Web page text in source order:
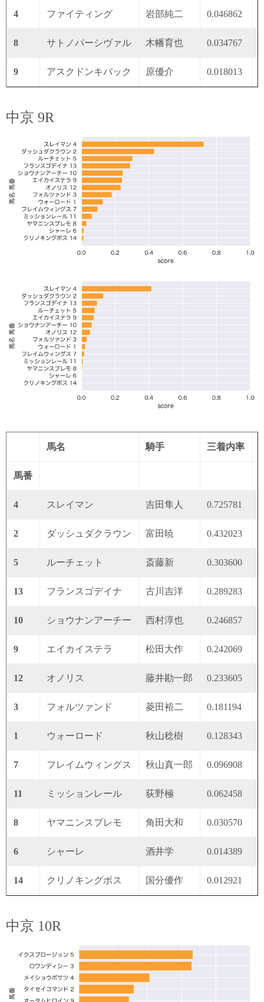
4 ファイティング 岩部純二 0.046862
8 サトノパーシヴァル 木幡育也 0.034767
9 アスクドンキバック 原優介 0.018013
中京 9R
馬名 騎手 三着内率
馬番
4 スレイマン 吉田隼人 0.725781
2 ダッシュダクラウン 富田暁 0.432023
5 ルーチェット 斎藤新 0.303600
13 フランスゴデイナ 古川吉洋 0.289283
10 ショウナンアーチー 西村淳也 0.246857
9 エイカイステラ 松田大作 0.242069
12 オノリス 藤井勘一郎 0.233605
3 フォルツァンド 菱田裕二 0.181194
1 ウォーロード 秋山稔樹 0.128343
7 フレイムウィングス 秋山真一郎 0.096908
11 ミッションレール 荻野極 0.062458
8 ヤマニンスプレモ 角田大和 0.030570
6 シャーレ 酒井学 0.014389
14 クリノキングボス 国分優作 0.012921
中京 10R